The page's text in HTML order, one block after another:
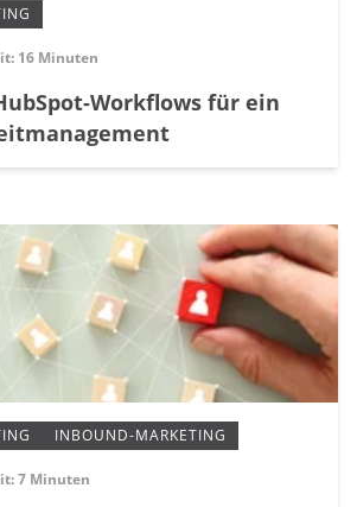
16 Minuten
Workflows für ein
INBOUND-MARKETING
7 Minuten